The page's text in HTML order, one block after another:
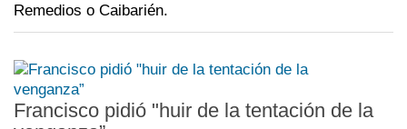
Remedios o Caibarién.
Francisco pidió "huir de la tentación de la